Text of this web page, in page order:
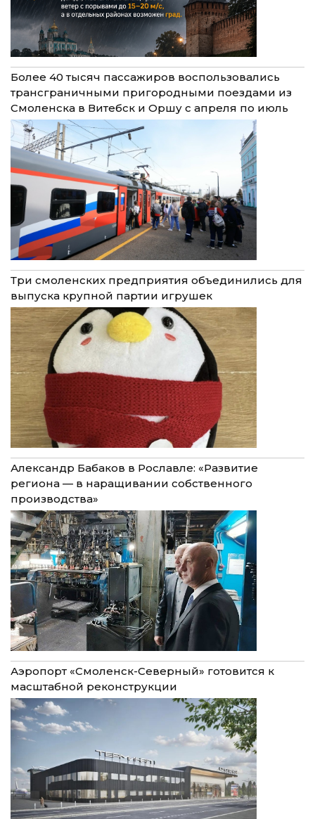
Более 40 тысяч пассажиров воспользовались
трансграничными пригородными поездами из
Смоленска в Витебск и Оршу с апреля по июль
Три смоленских предприятия объединились для
выпуска крупной партии игрушек
Александр Бабаков в Рославле: «Развитие
региона — в наращивании собственного
производства»
Аэропорт «Смоленск-Северный» готовится к
масштабной реконструкции